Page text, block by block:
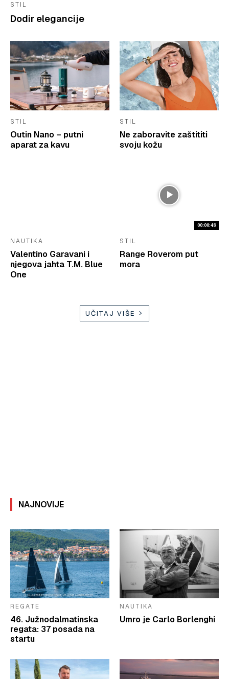
STIL
Dodir elegancije
STIL
Outin Nano – putni
aparat za kavu
STIL
Ne zaboravite zaštititi
svoju kožu
NAUTIKA
Valentino Garavani i
njegova jahta T.M. Blue
One
00:00:48
STIL
Range Roverom put
mora
UČITAJ VIŠE
NAJNOVIJE
REGATE
46. Južnodalmatinska
regata: 37 posada na
startu
NAUTIKA
Umro je Carlo Borlenghi